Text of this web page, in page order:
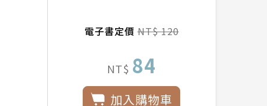
電子書定價NT$ 120
NT$ 84
加入購物車